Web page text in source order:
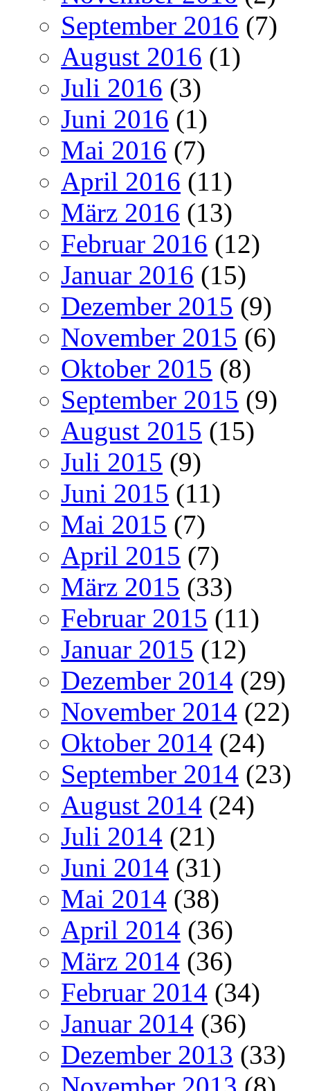
September 2016 (7)
August 2016 (1)
Juli 2016 (3)
Juni 2016 (1)
Mai 2016 (7)
April 2016 (11)
März 2016 (13)
Februar 2016 (12)
Januar 2016 (15)
Dezember 2015 (9)
November 2015 (6)
Oktober 2015 (8)
September 2015 (9)
August 2015 (15)
Juli 2015 (9)
Juni 2015 (11)
Mai 2015 (7)
April 2015 (7)
März 2015 (33)
Februar 2015 (11)
Januar 2015 (12)
Dezember 2014 (29)
November 2014 (22)
Oktober 2014 (24)
September 2014 (23)
August 2014 (24)
Juli 2014 (21)
Juni 2014 (31)
Mai 2014 (38)
April 2014 (36)
März 2014 (36)
Februar 2014 (34)
Januar 2014 (36)
Dezember 2013 (33)